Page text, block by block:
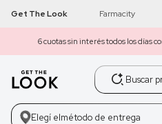
Get The Look Farmacity
$80.000 Con tu
Buscar productos
Elegí elmétodo de entrega
1 get the look
2 máscara pestañas